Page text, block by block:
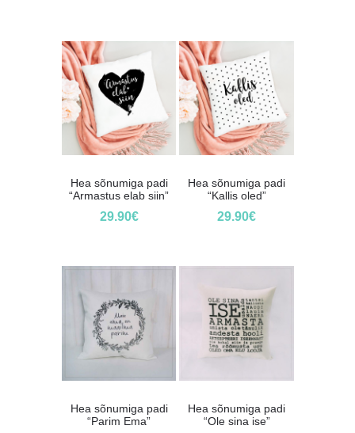
Hea sõnumiga padi
“Armastus elab siin”
29.90€
Hea sõnumiga padi
“Kallis oled”
29.90€
Hea sõnumiga padi
“Parim Ema”
Hea sõnumiga padi
“Ole sina ise”